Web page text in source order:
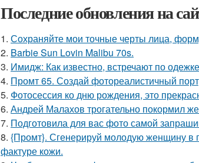
Последние обновления на
1. Сохраняйте мои точные черты лица,
2. Barbie Sun Lovin Malibu 70s.
3. Имидж: Как известно, встречают по
4. Промт 65. Создай фотореалистичный
5. Фотосессия ко дню рождения, это
6. Андрей Малахов трогательно покормил
7. Подготовила для вас фото самой
8. {Промт}. Сгенерируй молодую женщину в
фактуре кожи.